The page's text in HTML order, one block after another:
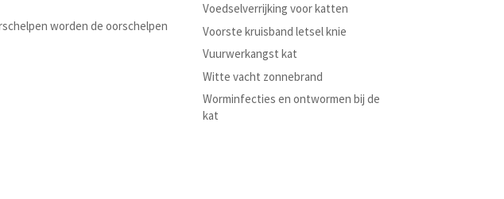
worden de oorschelpen
Voedselverrijking voor katten
Voorste kruisband letsel knie
Vuurwerkangst kat
Witte vacht zonnebrand
Worminfecties en ontwormen bij de
kat